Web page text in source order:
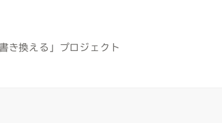
き換える」プロジェクト